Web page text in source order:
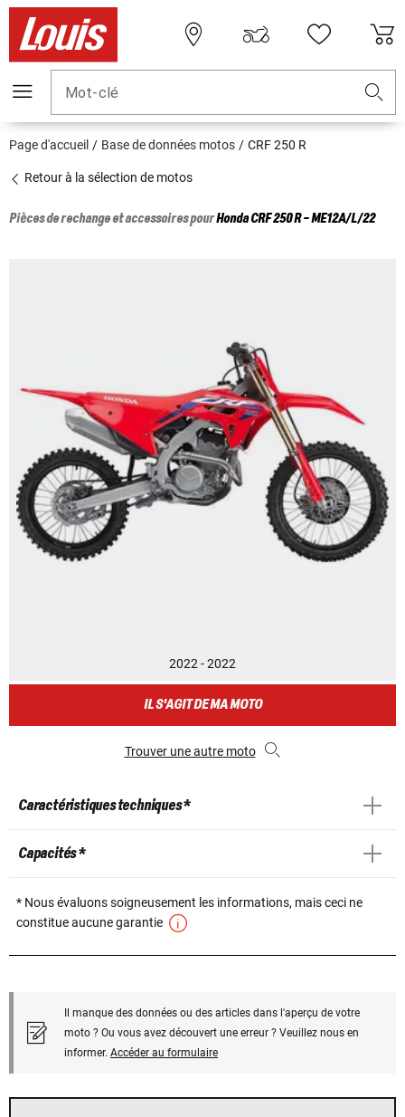
Mot-clé
Page d'accueil Base de données motos CRF 250 R
Retour à la sélection de motos
Pièces de rechange et accessoires pourHondaCRF 250 R - ME12A/L/22
2022 - 2022
IL S'AGIT DE MA MOTO
Trouver une autre moto
Caractéristiques techniques *
Capacités *
* Nous évaluons soigneusement les informations, mais ceci ne
constitue aucune garantie
Il manque des données ou des articles dans l'aperçu de votre
moto ? Ou vous avez découvert une erreur ? Veuillez nous en
informer. Accéder au formulaire